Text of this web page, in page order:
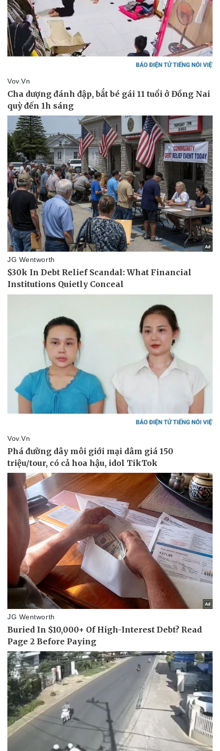
Doanh nghiệp
Thông tin doanh nghiệp
Doanh nghiệp 24h
Doanh nhân
Vì cộng đồng
Công nghệ
Sành điệu
Tin Công nghệ
Trải nghiệm
Chuyển đổi số
Sức khỏe
Dinh dưỡng - món ngon
Cây thuốc
Sản phụ khoa
Nhi khoa
Nam khoa
Làm đẹp - giảm cân
Phòng mạch online
Ăn sạch sống khỏe
Đời sống
Nhà đẹp
Tình yêu - Gia đình